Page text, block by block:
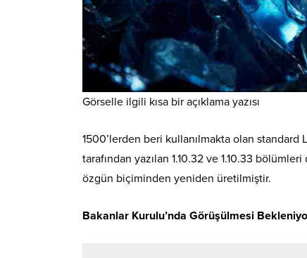
Görselle ilgili kısa bir açıklama yazısı
1500’lerden beri kullanılmakta olan
tarafından yazılan 1.10.32 ve 1.10.33
özgün biçiminden yeniden üretilmiştir.
Bakanlar Kurulu’nda Görüşülmesi